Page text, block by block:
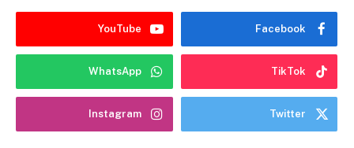
Facebook
YouTube
TikTok
WhatsApp
Twitter
Instagram